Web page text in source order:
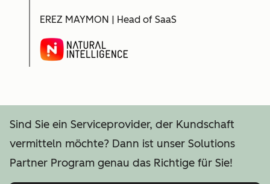
EREZ MAYMON | Head of SaaS
Sind Sie ein Serviceprovider, der Kundschaft
vermitteln möchte? Dann ist unser Solutions
Partner Program genau das Richtige für Sie!